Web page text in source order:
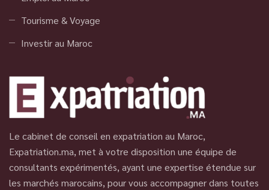
Tourisme & Voyage
Investir au Maroc
Le cabinet de conseil en expatriation au Maroc,
Expatriation.ma, met à votre disposition une équipe de
consultants expérimentés, ayant une expertise étendue sur
les marchés marocains, pour vous accompagner dans toutes